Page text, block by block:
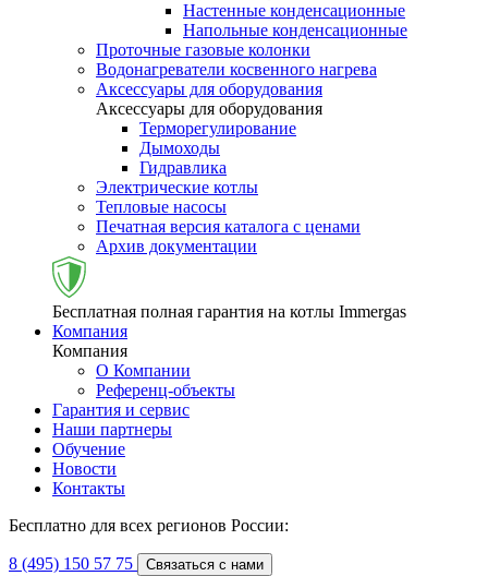
Настенные конденсационные
Напольные конденсационные
Проточные газовые колонки
Водонагреватели косвенного нагрева
Аксессуары для оборудования
Аксессуары для оборудования
Терморегулирование
Дымоходы
Гидравлика
Электрические котлы
Тепловые насосы
Печатная версия каталога с ценами
Архив документации
Бесплатная полная гарантия на котлы Immergas
Компания
Компания
О Компании
Референц-объекты
Гарантия и сервис
Наши партнеры
Обучение
Новости
Контакты
Бесплатно для всех регионов России:
8 (495) 150 57 75 Связаться с нами